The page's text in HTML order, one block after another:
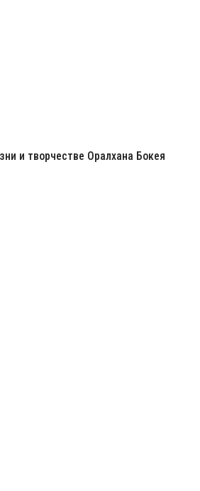
и творчестве Оралхана Бокея